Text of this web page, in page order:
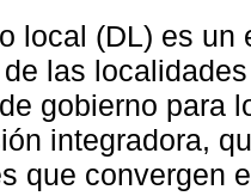
local (DL) es
las
gobierno para
integradora,
que convergen